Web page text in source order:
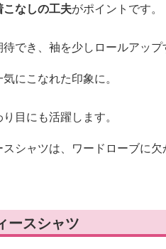
こなしの工夫がポイントです。
でき、袖を少しロールアッ
にこなれた印象に。
目にも活躍します。
シャツは、ワードローブに
ースシャツ